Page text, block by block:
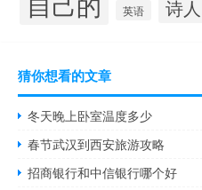
英语 诗人
猜你想看的文章
冬天晚上卧室温度多少
春节武汉到西安旅游攻略
招商银行和中信银行哪个好